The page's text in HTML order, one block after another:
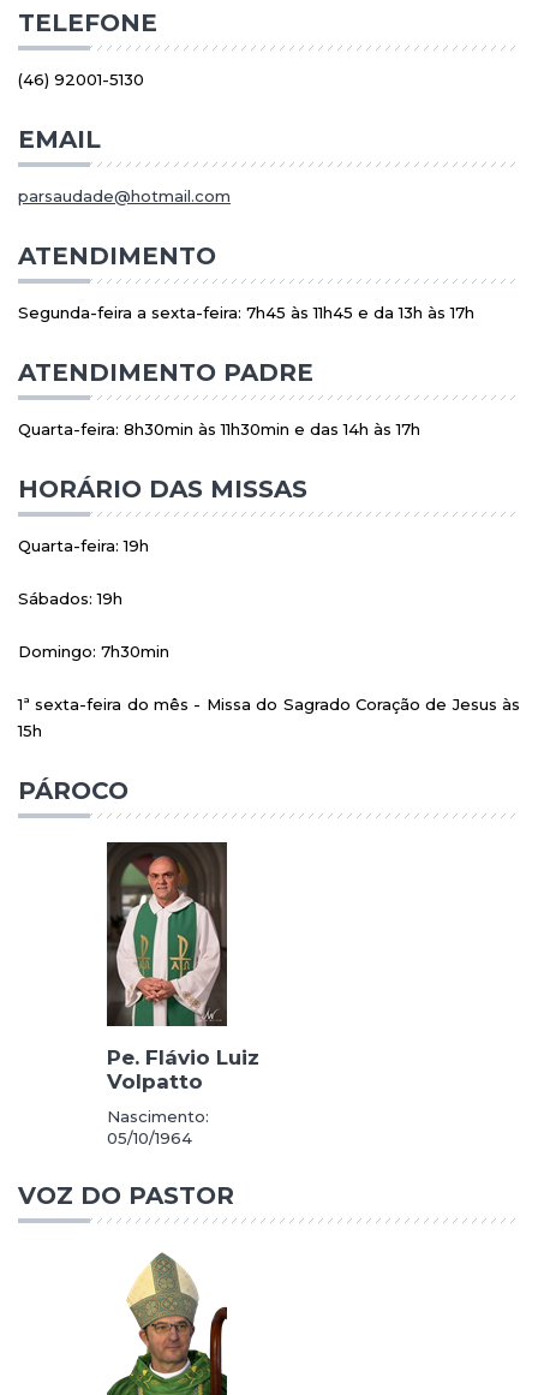
TELEFONE
(46) 92001-5130
EMAIL
parsaudade@hotmail.com
ATENDIMENTO
Segunda-feira a sexta-feira: 7h45 às 11h45 e da 13h às 17h
ATENDIMENTO PADRE
Quarta-feira: 8h30min às 11h30min e das 14h às 17h
HORÁRIO DAS MISSAS
Quarta-feira: 19h
Sábados: 19h
Domingo: 7h30min
1ª sexta-feira do mês - Missa do Sagrado Coração de Jesus às
15h
PÁROCO
Pe. Flávio Luiz
Volpatto
Nascimento:
05/10/1964
VOZ DO PASTOR